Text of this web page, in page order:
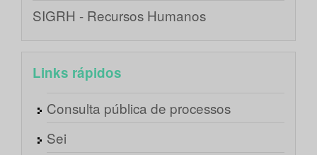
SIGRH - Recursos Humanos
Links rápidos
Consulta pública de processos
Sei